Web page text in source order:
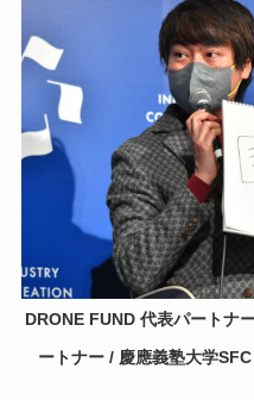
DRONE FUND 代表パートナ
ートナー / 慶應義塾大学